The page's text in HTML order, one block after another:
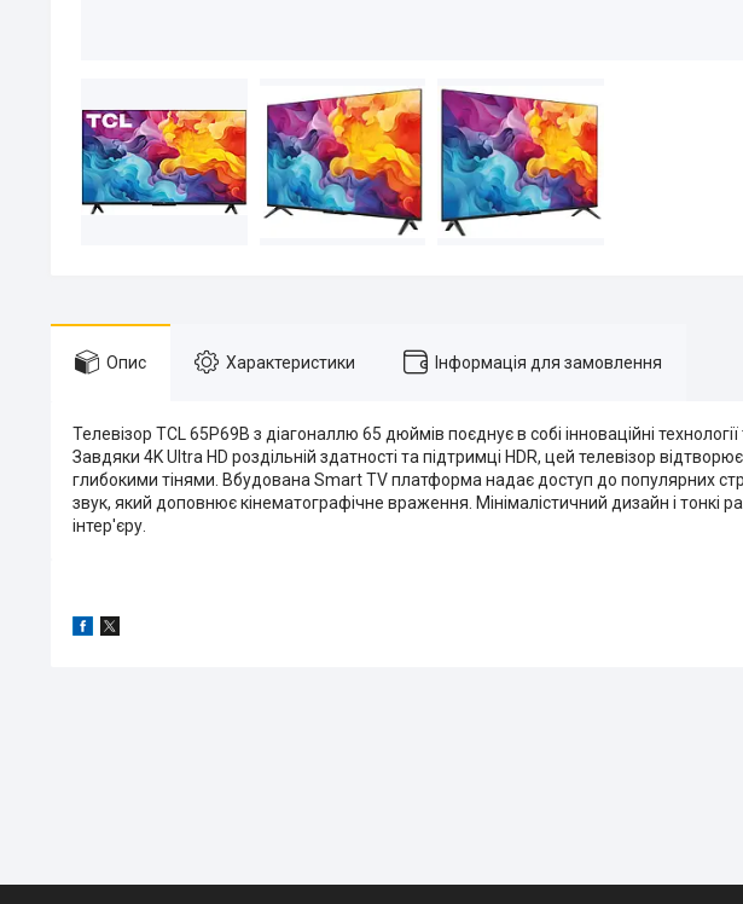
Опис Характеристики Інформація для замовлення
Телевізор TCL 65P69B з діагоналлю 65 дюймів поєднує в собі інноваційні
Завдяки 4K Ultra HD роздільній здатності та підтримці HDR, цей телевізор
глибокими тінями. Вбудована Smart TV платформа надає доступ до популярних
звук, який доповнює кінематографічне враження. Мінімалістичний дизайн і
інтер'єру.